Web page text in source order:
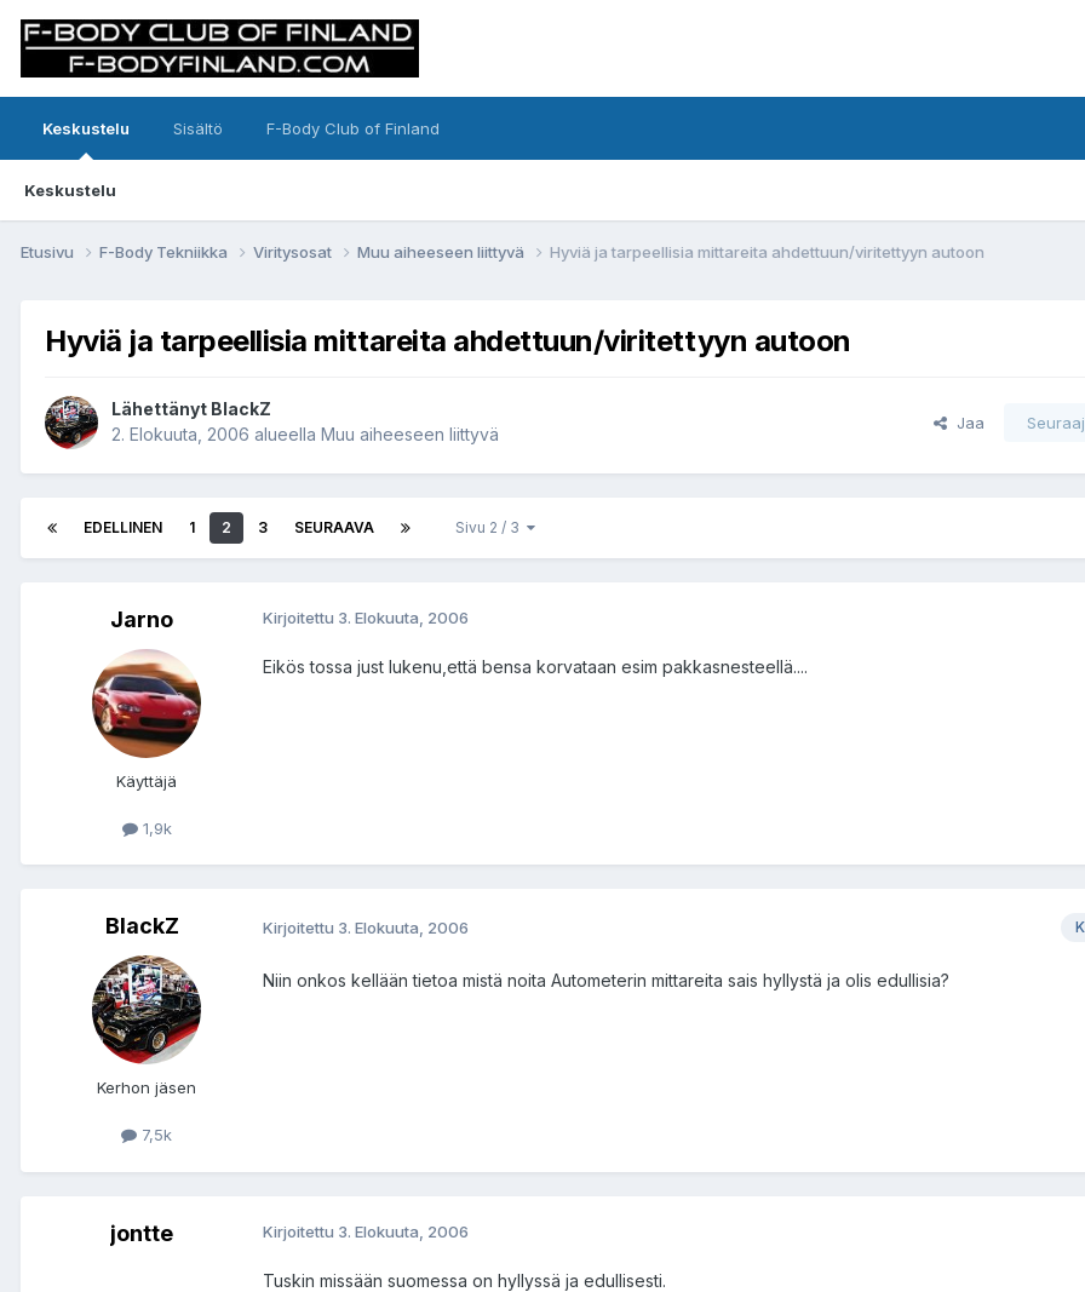
Keskustelu
Keskustelu
Sisältö F-Body Club of Finland
Etusivu F-Body Tekniikka Viritysosat Muu aiheeseen liittyvä Hyviä ja tarpeellisia mittareita ahdettuun/viritettyyn autoon
Hyviä ja tarpeellisia mittareita ahdettuun/viritettyyn autoon
Lähettänyt BlackZ
2. Elokuuta, 2006 alueella Muu aiheeseen liittyvä
Jaa
EDELLINEN 1 2 3 SEURAAVA Sivu 2 / 3
Jarno
Käyttäjä
1,9k
Kirjoitettu 3. Elokuuta, 2006
Eikös tossa just lukenu,että bensa korvataan esim pakkasnesteellä....
BlackZ
Kerhon jäsen
7,5k
Kirjoitettu 3. Elokuuta, 2006
Niin onkos kellään tietoa mistä noita Autometerin mittareita sais hyllystä ja olis edullisia?
jontte Kirjoitettu 3. Elokuuta, 2006
Tuskin missään suomessa on hyllyssä ja edullisesti.